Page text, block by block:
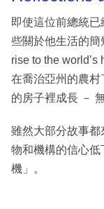
即使這位前總統
些關於他生活的簡
rise to the
在喬治亞州的農
的房子裡成長 －
雖然大部分故事都
物和機構的信心
機」。